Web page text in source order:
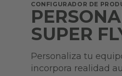
CONFIGURADOR DE
SUPER
Personaliza tu
incorpora realidad